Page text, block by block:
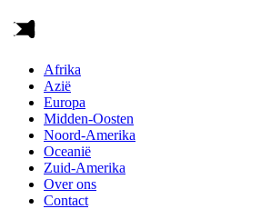
Afrika
Azië
Europa
Midden-Oosten
Noord-Amerika
Oceanië
Zuid-Amerika
Over ons
Contact